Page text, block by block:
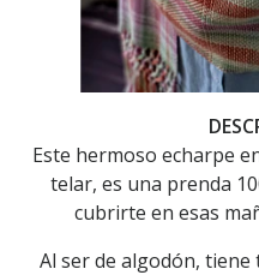
Este hermoso echarpe
telar, es una prenda
cubrirte en esas
Al ser de algodón, tiene